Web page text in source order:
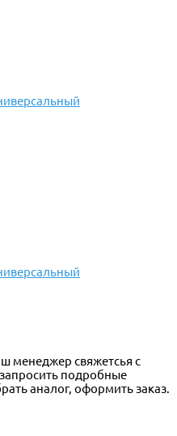
менеджер свяжетсья с
подробные
аналог, оформить заказ.